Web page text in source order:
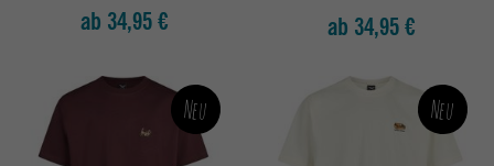
ab 34,95 € ab 34,95 €
Neu Neu